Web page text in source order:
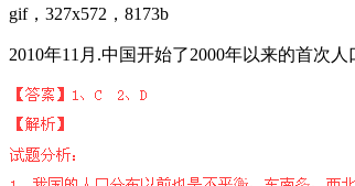
gif，327x572，8173b
2010年11月.中国开始了2000年以来的首次